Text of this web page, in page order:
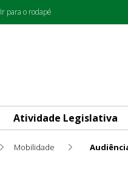
Ir para o rodapé
Atividade Legislativa
Mobilidade